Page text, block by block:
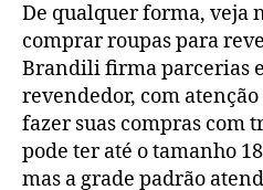
De qualquer forma, veja
comprar roupas para
Brandili firma parcerias
revendedor, com
fazer suas compras com
pode ter até o tamanho
mas a grade padrão